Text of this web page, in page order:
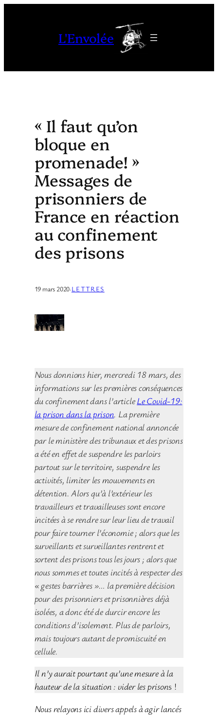
L'Envolée
« Il faut qu’on
bloque en
promenade! »
Messages de
prisonniers de
France en réaction
au confinement
des prisons
19 mars 2020·LETTRES
Nous donnions hier, mercredi 18 mars, des
informations sur les premières conséquences
du confinement dans l’articleLe Covid-19:
la prison dans la prison. La première
mesure de confinement national annoncée
par le ministère des tribunaux et des prisons
a été en effet de suspendre les parloirs
partout sur le territoire, suspendre les
activités, limiter les mouvements en
détention. Alors qu’à l’extérieur les
travailleurs et travailleuses sont encore
incitées à se rendre sur leur lieu de travail
pour faire tourner l’économie ; alors que les
surveillants et surveillantes rentrent et
sortent des prisons tous les jours ; alors que
nous sommes et toutes incités à respecter des
« gestes barrières »… la première décision
pour des prisonniers et prisonnières déjà
isolées, a donc été de durcir encore les
conditions d’isolement. Plus de parloirs,
mais toujours autant de promiscuité en
cellule.
Il n’y aurait pourtant qu’une mesure à la
hauteur de la situation : vider les prisons !
Nous relayons ici divers appels à agir lancés